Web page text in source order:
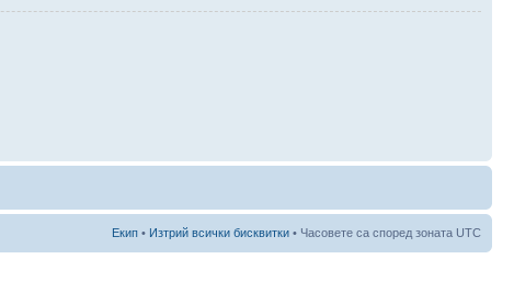
Екип • Изтрий всички бисквитки • Часовете са според зоната UTC